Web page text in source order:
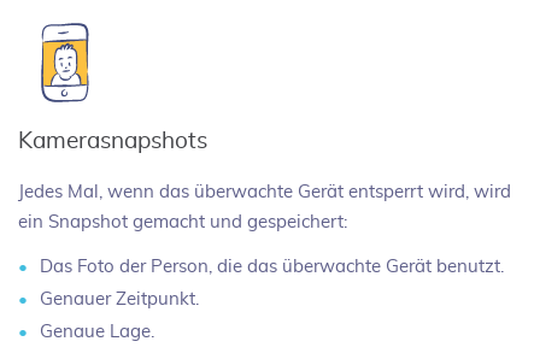
Kamerasnapshots
Jedes Mal, wenn das überwachte Gerät entsperrt wird, wird
ein Snapshot gemacht und gespeichert:
Das Foto der Person, die das überwachte Gerät benutzt.
Genauer Zeitpunkt.
Genaue Lage.